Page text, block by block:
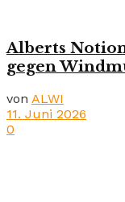
Alberts
gegen
von ALWI
11. Juni 2026
0